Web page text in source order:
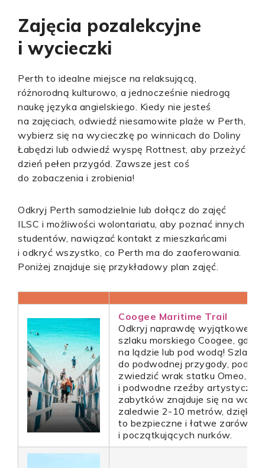
Zajęcia pozalekcyjne
i wycieczki
Perth to idealne miejsce na relaksującą,
różnorodną kulturowo, a jednocześnie niedrogą
naukę języka angielskiego. Kiedy nie jesteś
na zajęciach, odwiedź niesamowite plaże w Perth,
wybierz się na wycieczkę po winnicach do Doliny
Łabędzi lub odwiedź wyspę Rottnest, aby przeżyć
dzień pełen przygód. Zawsze jest coś
do zobaczenia i zrobienia!
Odkryj Perth samodzielnie lub dołącz do zajęć
ILSC i możliwości wolontariatu, aby poznać innych
studentów, nawiązać kontakt z mieszkańcami
i odkryć wszystko, co Perth ma do zaoferowania.
Poniżej znajduje się przykładowy plan zajęć.
Coogee Maritime Trail
Odkryj naprawdę wyjątkowe
szlaku morskiego Coogee,
na lądzie lub pod wodą! Szlak
do podwodnej przygody,
zwiedzić wrak statku Omeo,
i podwodne rzeźby
zabytków znajduje się na
zaledwie 2-10 metrów, dzięki
to bezpieczne i łatwe zarówno
i początkujących nurków.